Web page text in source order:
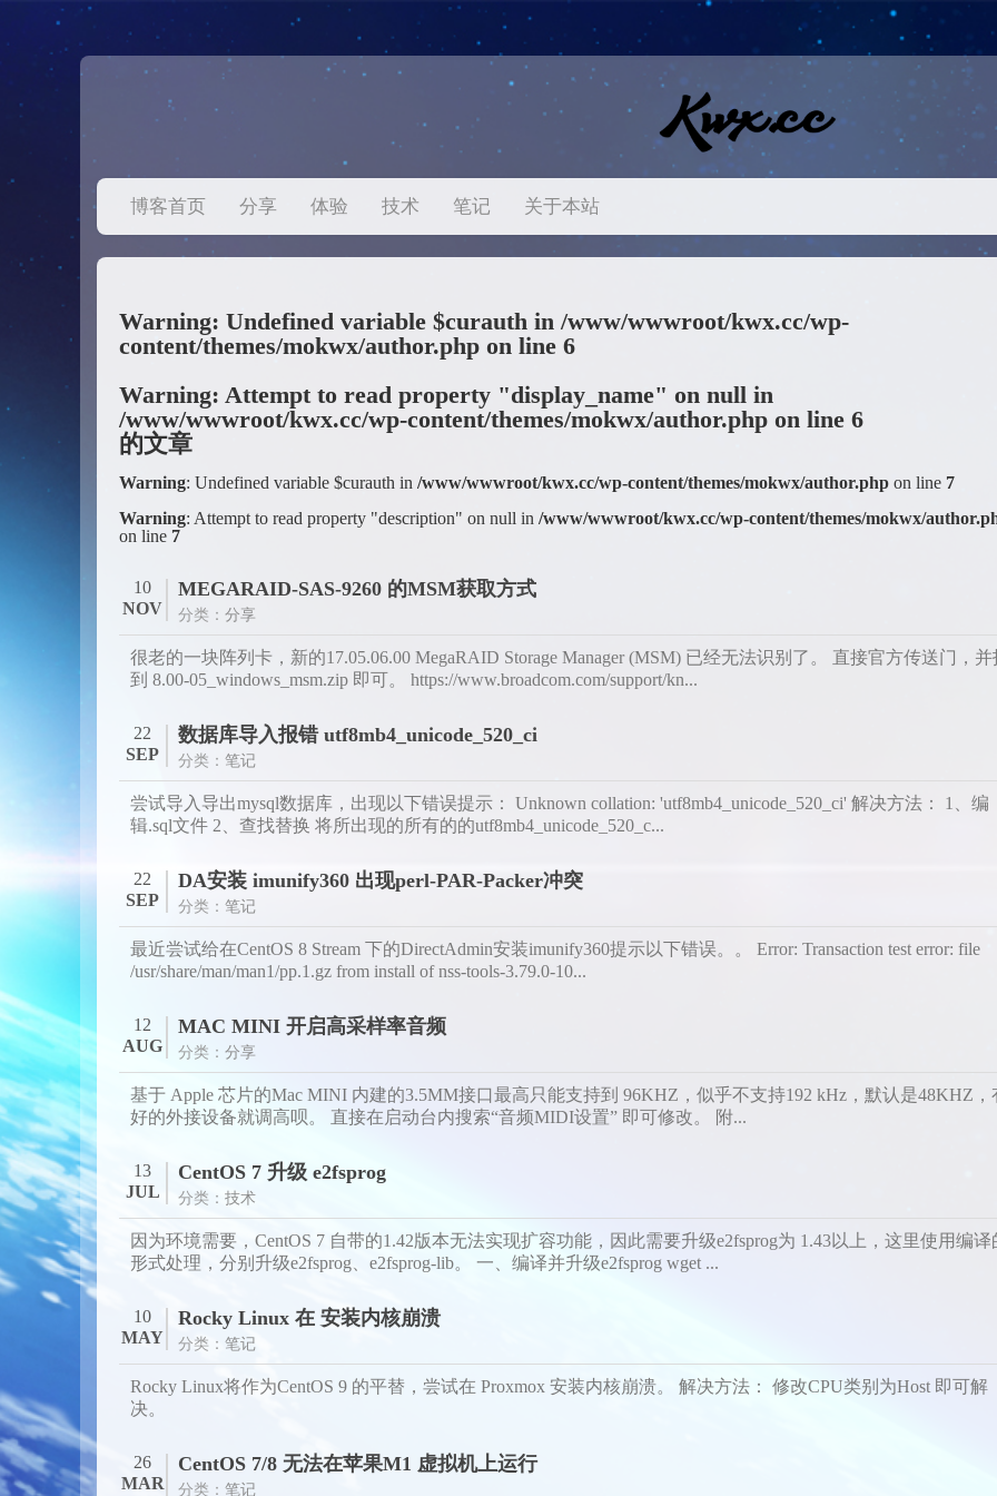
博客首页 分享 体验 技术 笔记 关于本站
Warning: Undefined variable $curauth in /www/wwwroot/kwx.cc/wp-
content/themes/mokwx/author.php on line 6
Warning: Attempt to read property "display_name" on null in
/www/wwwroot/kwx.cc/wp-content/themes/mokwx/author.php on line 6
的文章
Warning: Undefined variable $curauth in /www/wwwroot/kwx.cc/wp-content/themes/mokwx/author.php on line 7
Warning: Attempt to read property "description" on null in /www/wwwroot/kwx.cc/wp-content/themes/mokwx/
on line 7
MEGARAID-SAS-9260 的MSM获取方式
分类： 分享
10
NOV
很老的一块阵列卡，新的17.05.06.00 MegaRAID Storage Manager (MSM) 已经无法识别了。 直接官方传送门，并
到 8.00-05_windows_msm.zip 即可。 https://www.broadcom.com/support/kn...
数据库导入报错 utf8mb4_unicode_520_ci
分类： 笔记
22
SEP
尝试导入导出mysql数据库，出现以下错误提示： Unknown collation: 'utf8mb4_unicode_520_ci' 解决方法： 1、编
辑.sql文件 2、查找替换 将所出现的所有的的utf8mb4_unicode_520_c...
DA安装 imunify360 出现perl-PAR-Packer冲突
分类： 笔记
22
SEP
最近尝试给在CentOS 8 Stream 下的DirectAdmin安装imunify360提示以下错误。。 Error: Transaction test error: file
/usr/share/man/man1/pp.1.gz from install of nss-tools-3.79.0-10...
MAC MINI 开启高采样率音频
分类： 分享
12
AUG
基于 Apple 芯片的Mac MINI 内建的3.5MM接口最高只能支持到 96KHZ，似乎不支持192 kHz，默认是48KHZ，
好的外接设备就调高呗。 直接在启动台内搜索“音频MIDI设置” 即可修改。 附...
CentOS 7 升级 e2fsprog
分类： 技术
13
JUL
因为环境需要，CentOS 7 自带的1.42版本无法实现扩容功能，因此需要升级e2fsprog为 1.43以上，这里使用编译
形式处理，分别升级e2fsprog、e2fsprog-lib。 一、编译并升级e2fsprog wget ...
Rocky Linux 在 安装内核崩溃
分类： 笔记
10
MAY
Rocky Linux将作为CentOS 9 的平替，尝试在 Proxmox 安装内核崩溃。 解决方法： 修改CPU类别为Host 即可解
决。
CentOS 7/8 无法在苹果M1 虚拟机上运行
分类： 笔记
26
MAR